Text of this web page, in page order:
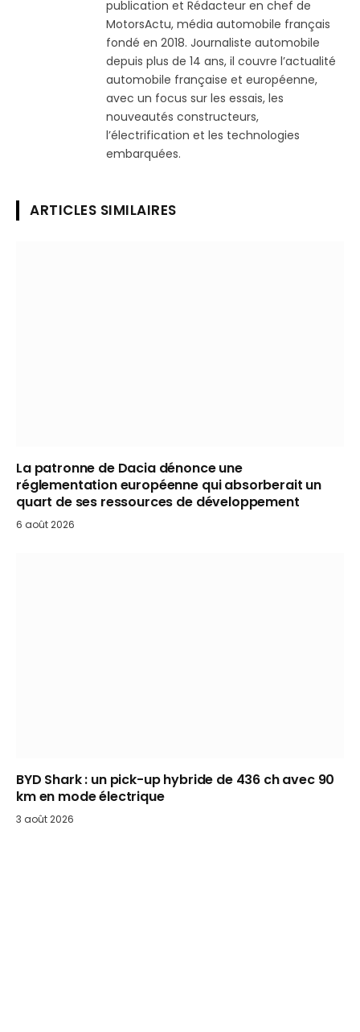
publication et Rédacteur en chef de
MotorsActu, média automobile français
fondé en 2018. Journaliste automobile
depuis plus de 14 ans, il couvre l’actualité
automobile française et européenne,
avec un focus sur les essais, les
nouveautés constructeurs,
l’électrification et les technologies
embarquées.
ARTICLES SIMILAIRES
La patronne de Dacia dénonce une
réglementation européenne qui absorberait un
quart de ses ressources de développement
6 août 2026
BYD Shark : un pick-up hybride de 436 ch avec 90
km en mode électrique
3 août 2026